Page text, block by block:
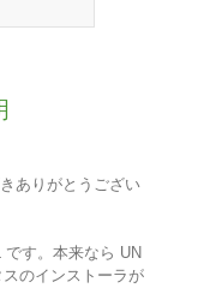
ありがとうござい
す。本来なら UN
のインストーラが